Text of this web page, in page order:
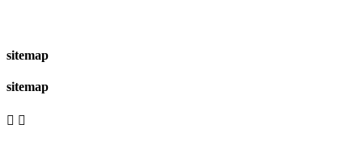
sitemap
sitemap
 